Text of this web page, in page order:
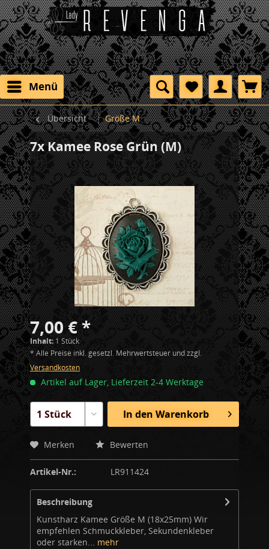
Menü
Übersicht Größe M
7x Kamee Rose Grün (M)
7,00 € *
Inhalt: 1 Stück
* Alle Preise inkl. gesetzl. Mehrwertsteuer und zzgl.
Versandkosten
Artikel auf Lager, Lieferzeit 2-4 Werktage
In den Warenkorb
Merken Bewerten
Artikel-Nr.: LR911424
Beschreibung
Kunstharz Kamee Größe M (18x25mm) Wir
empfehlen Schmuckkleber, Sekundenkleber
oder starken... mehr